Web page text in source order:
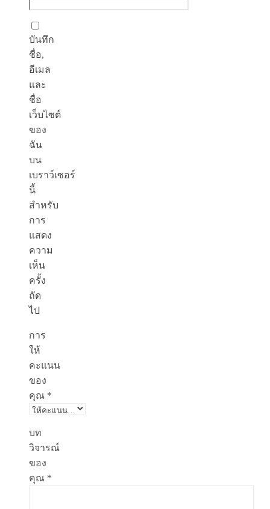
บันทึก
ชื่อ,
อีเมล
และ
ชื่อ
เว็บไซต์
ของ
ฉัน
บน
เบราว์เซอร์
นี้
สำหรับ
การ
แสดง
ความ
เห็น
ครั้ง
ถัด
ไป
การ
ให้
คะแนน
ของ
คุณ *
บท
วิจารณ์
ของ
คุณ *